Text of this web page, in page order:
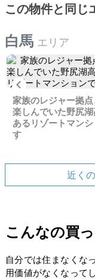
この物件と同じ
白馬 エリア
Previous
家族のレジャー拠
楽しんでいた野尻
あるリゾートマン
す
近く
こんなの買
自分では住まなくな
用価値がなくなって